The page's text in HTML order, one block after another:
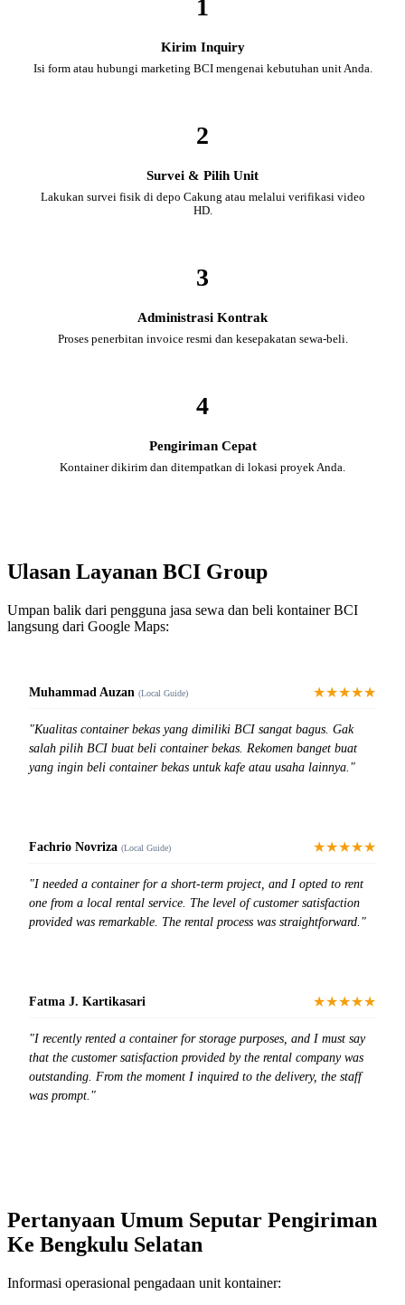
1
Kirim Inquiry
Isi form atau hubungi marketing BCI mengenai kebutuhan unit Anda.
2
Survei & Pilih Unit
Lakukan survei fisik di depo Cakung atau melalui verifikasi video
HD.
3
Administrasi Kontrak
Proses penerbitan invoice resmi dan kesepakatan sewa-beli.
4
Pengiriman Cepat
Kontainer dikirim dan ditempatkan di lokasi proyek Anda.
Ulasan Layanan BCI Group
Umpan balik dari pengguna jasa sewa dan beli kontainer BCI
langsung dari Google Maps:
Muhammad Auzan (Local Guide) ★★★★★
"Kualitas container bekas yang dimiliki BCI sangat bagus. Gak
salah pilih BCI buat beli container bekas. Rekomen banget buat
yang ingin beli container bekas untuk kafe atau usaha lainnya."
Fachrio Novriza (Local Guide) ★★★★★
"I needed a container for a short-term project, and I opted to rent
one from a local rental service. The level of customer satisfaction
provided was remarkable. The rental process was straightforward."
Fatma J. Kartikasari ★★★★★
"I recently rented a container for storage purposes, and I must say
that the customer satisfaction provided by the rental company was
outstanding. From the moment I inquired to the delivery, the staff
was prompt."
Pertanyaan Umum Seputar Pengiriman
Ke Bengkulu Selatan
Informasi operasional pengadaan unit kontainer: